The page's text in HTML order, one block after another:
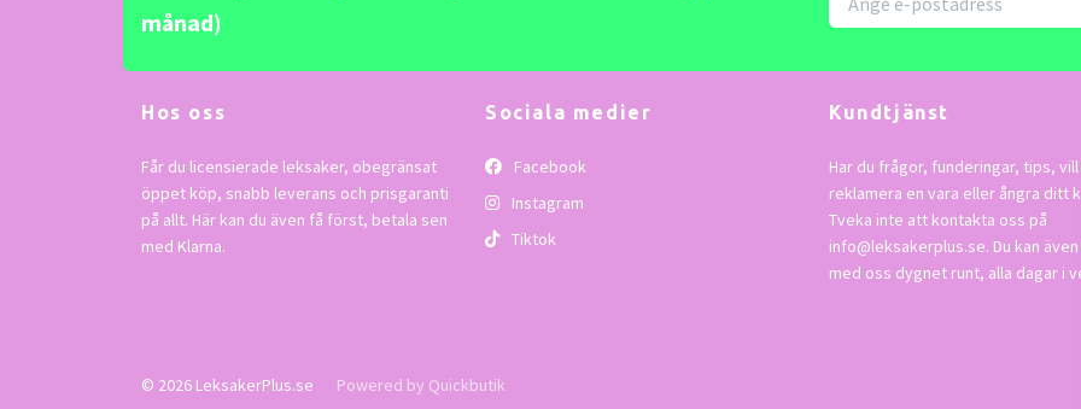
månad)
Hos oss
Får du licensierade leksaker, obegränsat
öppet köp, snabb leverans och prisgaranti
på allt. Här kan du även få först, betala sen
med Klarna.
Sociala medier
Facebook
Instagram
Tiktok
Kundtjänst
Har du frågor, funderingar, tips, vill
reklamera en vara eller ångra ditt
Tveka inte att kontakta oss på
info@leksakerplus.se. Du kan
med oss dygnet runt, alla dagar i
© 2026 LeksakerPlus.se Powered by Quickbutik